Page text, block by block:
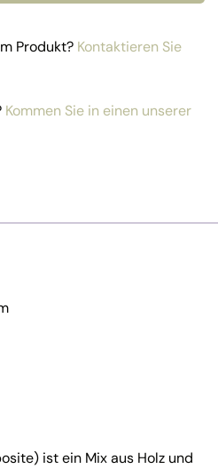
Produkt? Kontaktieren Sie
Kommen Sie in einen unserer
ist ein Mix aus Holz und